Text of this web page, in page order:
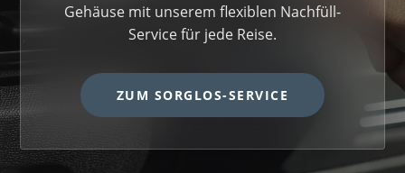
Gehäuse mit unserem flexiblen Nachfüll-
Service für jede Reise.
ZUM SORGLOS-SERVICE